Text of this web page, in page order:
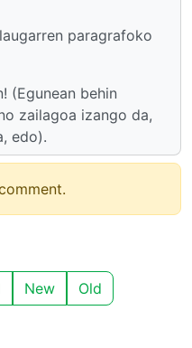
paragrafoko
(Egunean behin
zailagoa izango da,
edo).
New Old